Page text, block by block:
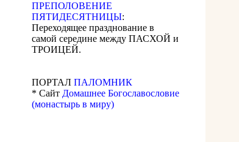
ПРЕПОЛОВЕНИЕ
ПЯТИДЕСЯТНИЦЫ:
Переходящее празднование в
самой середине между ПАСХОЙ и
ТРОИЦЕЙ.
ПОРТАЛ ПАЛОМНИК
* Сайт Домашнее Богославословие
(монастырь в миру)